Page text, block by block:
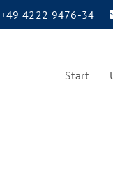
+49 4222 9476-34
Start